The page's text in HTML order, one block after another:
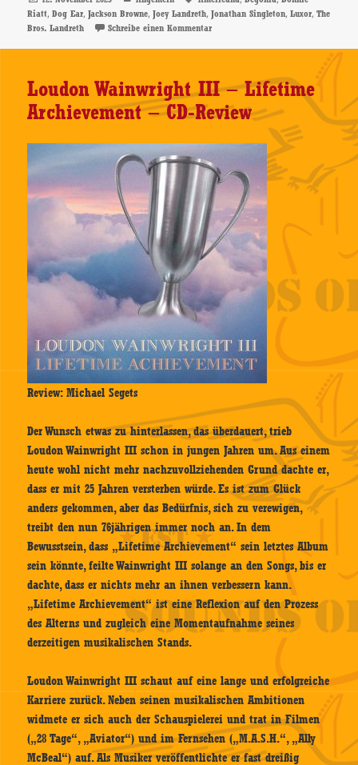
am
Riatt,Dog Ear,Jackson Browne,Joey Landreth,Jonathan Singleton,Luxor,The
Bros. Landreth
Schreibe einen Kommentarzu The Bros. Landreth – Dog Ear –
Loudon Wainwright III – Lifetime
Archievement – CD-Review
Review: Michael Segets
Der Wunsch etwas zu hinterlassen, das überdauert, trieb
Loudon Wainwright III schon in jungen Jahren um. Aus einem
heute wohl nicht mehr nachzuvollziehenden Grund dachte er,
dass er mit 25 Jahren versterben würde. Es ist zum Glück
anders gekommen, aber das Bedürfnis, sich zu verewigen,
treibt den nun 76jährigen immer noch an. In dem
Bewusstsein, dass „Lifetime Archievement“ sein letztes Album
sein könnte, feilte Wainwright III solange an den Songs, bis er
dachte, dass er nichts mehr an ihnen verbessern kann.
„Lifetime Archievement“ ist eine Reflexion auf den Prozess
des Alterns und zugleich eine Momentaufnahme seines
derzeitigen musikalischen Stands.
Loudon Wainwright III schaut auf eine lange und erfolgreiche
Karriere zurück. Neben seinen musikalischen Ambitionen
widmete er sich auch der Schauspielerei und trat in Filmen
(„28 Tage“, „Aviator“) und im Fernsehen („M.A.S.H.“, „Ally
McBeal“) auf. Als Musiker veröffentlichte er fast dreißig